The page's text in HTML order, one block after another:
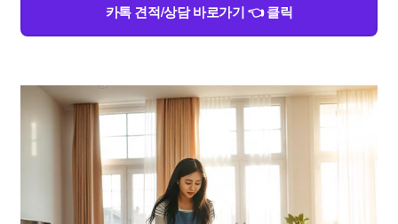
카톡 견적/상담 바로가기 👈 클릭